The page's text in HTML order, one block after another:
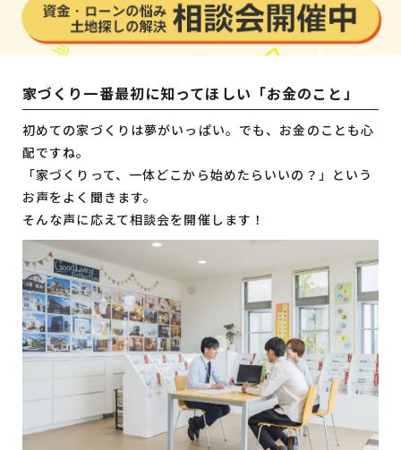
家づくり一番最初に知ってほしい「お金のこと」
初めての家づくりは夢がいっぱい。でも、お金のことも心
配ですね。
「家づくりって、一体どこから始めたらいいの？」という
お声をよく聞きます。
そんな声に応えて相談会を開催します！